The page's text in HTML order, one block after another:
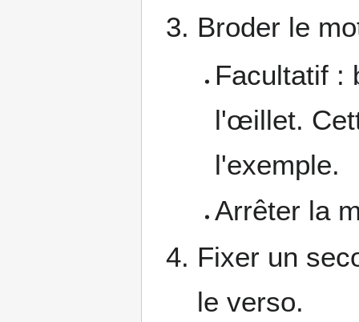
Broder le
Facultatif :
l'œillet.
l'exemple.
Arrêter la
Fixer un
le verso.